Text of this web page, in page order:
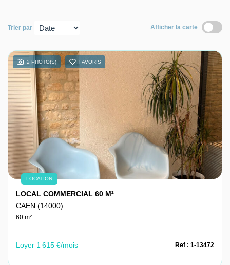
Trier par Afficher la carte
2 PHOTO(S) FAVORIS
LOCATION
LOCAL COMMERCIAL 60 M²
CAEN (14000)
60 m²
Loyer 1 615 €/mois Ref : 1-13472